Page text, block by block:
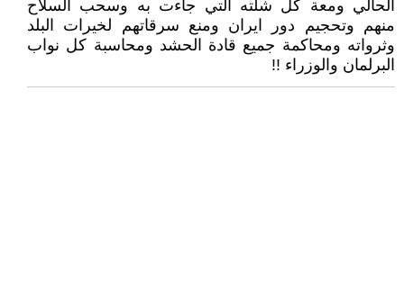
الحالي ومعة كل شلته التي جاءت به وسحب السلاح
منهم وتحجيم دور ايران ومنع سرقاتهم لخيرات البلد
وثرواته ومحاكمة جميع قادة الحشد ومحاسبة كل نواب
البرلمان والوزراء !!